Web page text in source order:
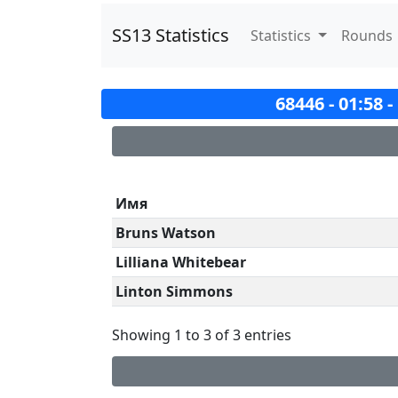
SS13 Statistics Statistics Rounds
68446 -
Имя
Bruns Watson
Lilliana Whitebear
Linton Simmons
Showing 1 to 3 of 3 entries